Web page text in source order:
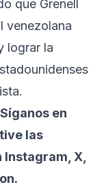
que Grenell
venezolana
lograr la
en
las
X,